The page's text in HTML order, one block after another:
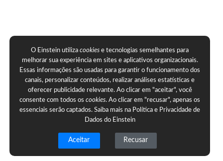
O Einstein utilizacookies e tecnologias semelhantes para
melhorar sua experiência em sites e aplicativos organizacionais.
Essas informações são usadas para garantir o funcionamento dos
canais, personalizar conteúdos, realizar análises estatísticas e
oferecer publicidade relevante. Ao clicar em "aceitar", você
consente com todos oscookies. Ao clicar em "recusar", apenas os
essenciais serão captados. Saiba mais na Política e Privacidade de
Dados do Einstein
Aceitar Recusar